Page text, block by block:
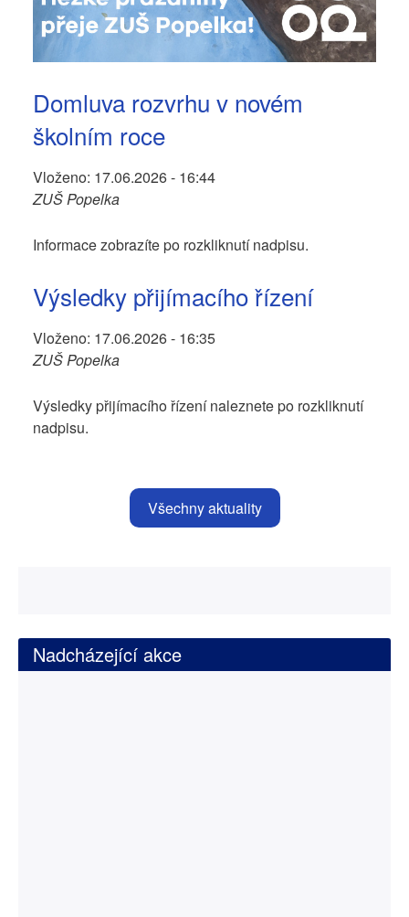
Domluva rozvrhu v novém
školním roce
Vloženo: 17.06.2026 - 16:44
ZUŠ Popelka
Informace zobrazíte po rozkliknutí nadpisu.
Výsledky přijímacího řízení
Vloženo: 17.06.2026 - 16:35
ZUŠ Popelka
Výsledky přijímacího řízení naleznete po rozkliknutí
nadpisu.
Všechny aktuality
Nadcházející akce